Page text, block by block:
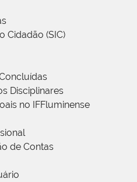
Cidadão (SIC)
Disciplinares
no IFFluminense
de Contas